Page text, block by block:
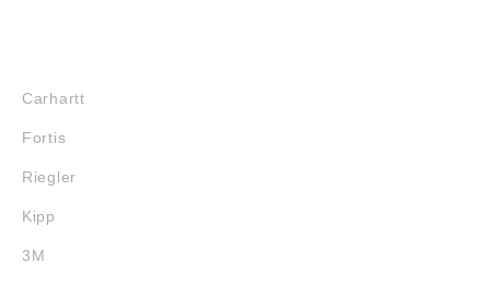
Carhartt
Fortis
Riegler
Kipp
3M